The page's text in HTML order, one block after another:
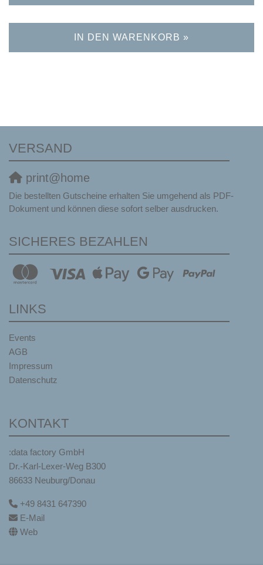
IN DEN WARENKORB »
VERSAND
print@home
Die bestellten Gutscheine erhalten Sie umgehend als PDF-
Dokument und können diese sofort selber ausdrucken.
SICHERES BEZAHLEN
LINKS
Events
AGB
Impressum
Datenschutz
KONTAKT
:data factory GmbH
Dr.-Karl-Lexer-Weg B300
86633 Neuburg/Donau
+49 8431 647390
E-Mail
Web